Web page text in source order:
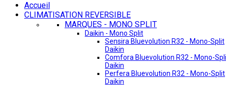
Accueil
CLIMATISATION REVERSIBLE
MARQUES - MONO SPLIT
Daikin - Mono Split
Sensira Bluevolution R32 - Mono-Split
Daikin
Comfora Bluevolution R32 - Mono-
Daikin
Perfera Bluevolution R32 - Mono-Split
Daikin